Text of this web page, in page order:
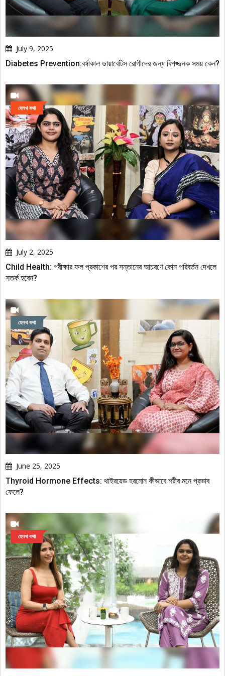
July 9, 2025
Diabetes Prevention:বর্ষাকাল ডায়াবেটিস রোগীদের জন্য বিপজ্জনক সময় কেন?
হেলথ কথা
July 2, 2025
Child Health: পরীক্ষার ফল প্রকাশের পর সন্তানের আচরণে কোন পরিবর্তন দেখলে
সতর্ক হবেন?
হেলথ কথা
June 25, 2025
Thyroid Hormone Effects: থাইরয়েড হরমোন কীভাবে শরীর মনে প্রভাব
ফেলে?
হেলথ কথা